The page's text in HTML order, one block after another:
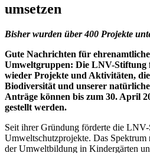
umsetzen
Bisher wurden über 400 Projekte
Gute Nachrichten für
Umweltgruppen: Die LNV-Stiftung
wieder Projekte und Aktivitäten,
Biodiversität und unserer
Anträge können bis zum 30. April
gestellt werden.
Seit ihrer Gründung förderte die
Umweltschutzprojekte. Das
der Umweltbildung in Kindergärten